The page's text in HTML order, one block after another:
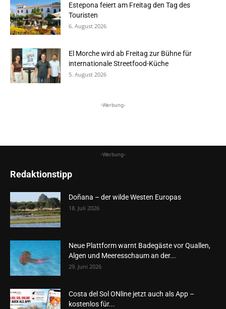
Estepona feiert am Freitag den Tag des
Touristen
6. August 2026
El Morche wird ab Freitag zur Bühne für
internationale Streetfood-Küche
5. August 2026
-Werbung-
-Werbung-
Redaktionstipp
Doñana – der wilde Westen Europas
18. Juli 2026
Neue Plattform warnt Badegäste vor Quallen,
Algen und Meeresschaum an der...
29. Juni 2026
Costa del Sol ONline jetzt auch als App –
kostenlos für...